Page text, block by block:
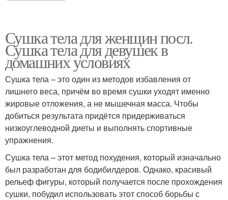
Сушка тела для женщин посл.
Сушка тела для девушек в
домашних условиях
Сушка тела – это один из методов избавления от
лишнего веса, причём во время сушки уходят именно
жировые отложения, а не мышечная масса. Чтобы
добиться результата придётся придерживаться
низкоуглеводной диеты и выполнять спортивные
упражнения.
Сушка тела – этот метод похудения, который изначально
был разработан для бодибилдеров. Однако, красивый
рельеф фигуры, который получается после прохождения
сушки, побудил использовать этот способ борьбы с